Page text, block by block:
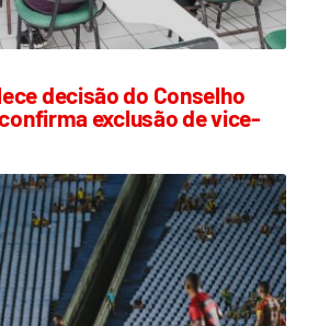
decisão do Conselho
exclusão de vice-